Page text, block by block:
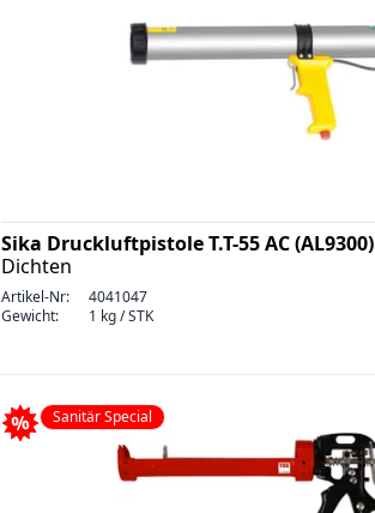
Sika Druckluftpistole T.T-55 AC (AL9300)
Dichten
Artikel-Nr:
4041047
Gewicht:
1 kg / STK
Sanitär Special